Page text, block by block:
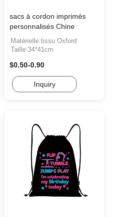
sacs à cordon imprimés
personnalisés Chine
Matérielle:tissu Oxford
Taille:34*41cm
$0.50-0.90
Inquiry